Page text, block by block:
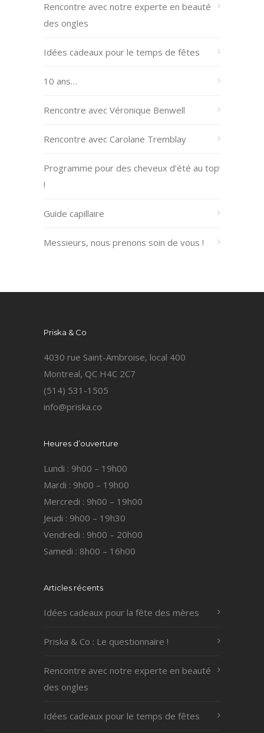
Rencontre avec notre experte en beauté
des ongles
Idées cadeaux pour le temps de fêtes
10 ans…
Rencontre avec Véronique Benwell
Rencontre avec Carolane Tremblay
Programme pour des cheveux d’été au top
!
Guide capillaire
Messieurs, nous prenons soin de vous !
Priska & Co
4030 rue Saint-Ambroise, local 400
Montreal, QC H4C 2C7
(514) 531-1505
info@priska.co
Heures d’ouverture
Lundi : 9h00 – 19h00
Mardi : 9h00 – 19h00
Mercredi : 9h00 – 19h00
Jeudi : 9h00 – 19h30
Vendredi : 9h00 – 20h00
Samedi : 8h00 – 16h00
Articles récents
Idées cadeaux pour la fête des mères
Priska & Co : Le questionnaire !
Rencontre avec notre experte en beauté
des ongles
Idées cadeaux pour le temps de fêtes